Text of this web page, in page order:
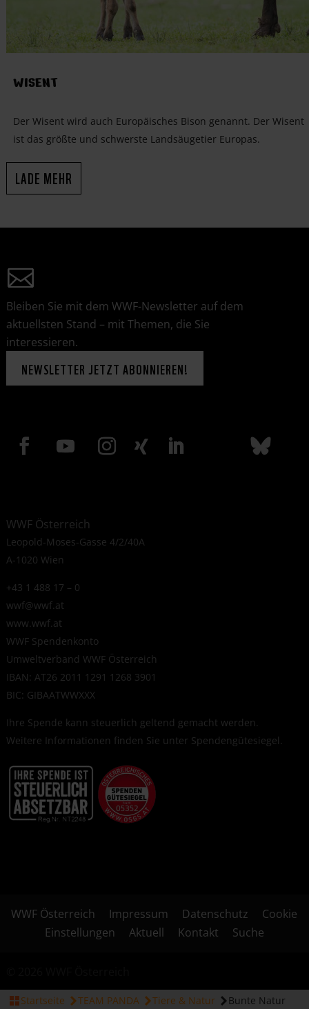
WISENT
Der Wisent wird auch Europäisches Bison genannt. Der Wisent
ist das größte und schwerste Landsäugetier Europas.
LADE MEHR
Bleiben Sie mit dem WWF-Newsletter auf dem
aktuellsten Stand – mit Themen, die Sie
interessieren.
NEWSLETTER JETZT ABONNIEREN!
WWF Österreich
Leopold-Moses-Gasse 4/2/40A
A-1020 Wien
+43 1 488 17 – 0
wwf@wwf.at
www.wwf.at
WWF Spendenkonto
Umweltverband WWF Österreich
IBAN: AT26 2011 1291 1268 3901
BIC: GIBAATWWXXX
Ihre Spende kann steuerlich geltend gemacht werden.
Weitere Informationen finden Sie unter Spendengütesiegel.
WWF Österreich Impressum Datenschutz
Cookie
Einstellungen
Aktuell Kontakt Suche
Startseite TEAM PANDA Tiere & Natur Bunte Natur